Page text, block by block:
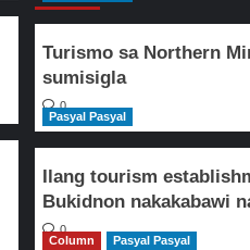
Turismo sa Northern
sumisigla
0
Pasyal Pasyal
Ilang tourism
Bukidnon nakakabawi
0
Column
Pasyal Pasyal